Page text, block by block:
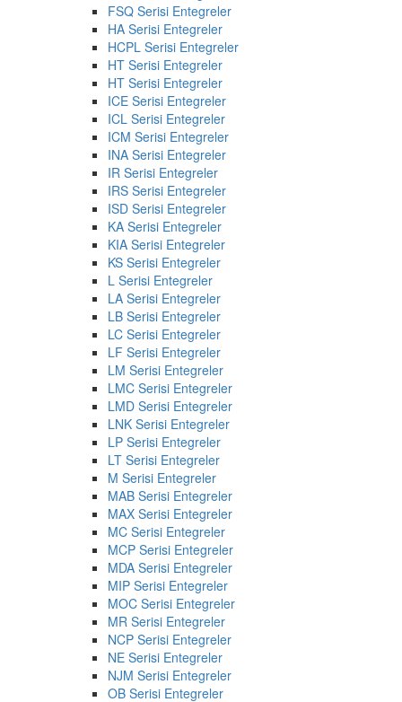
FSQ Serisi Entegreler
HA Serisi Entegreler
HCPL Serisi Entegreler
HT Serisi Entegreler
HT Serisi Entegreler
ICE Serisi Entegreler
ICL Serisi Entegreler
ICM Serisi Entegreler
INA Serisi Entegreler
IR Serisi Entegreler
IRS Serisi Entegreler
ISD Serisi Entegreler
KA Serisi Entegreler
KIA Serisi Entegreler
KS Serisi Entegreler
L Serisi Entegreler
LA Serisi Entegreler
LB Serisi Entegreler
LC Serisi Entegreler
LF Serisi Entegreler
LM Serisi Entegreler
LMC Serisi Entegreler
LMD Serisi Entegreler
LNK Serisi Entegreler
LP Serisi Entegreler
LT Serisi Entegreler
M Serisi Entegreler
MAB Serisi Entegreler
MAX Serisi Entegreler
MC Serisi Entegreler
MCP Serisi Entegreler
MDA Serisi Entegreler
MIP Serisi Entegreler
MOC Serisi Entegreler
MR Serisi Entegreler
NCP Serisi Entegreler
NE Serisi Entegreler
NJM Serisi Entegreler
OB Serisi Entegreler